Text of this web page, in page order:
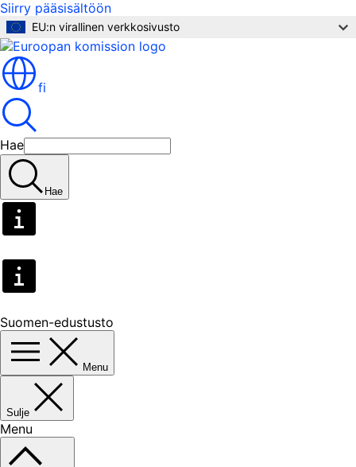
Siirry pääsisältöön
EU:n virallinen verkkosivusto
fi
Hae
Hae
Suomen-edustusto
Menu
Sulje
Menu